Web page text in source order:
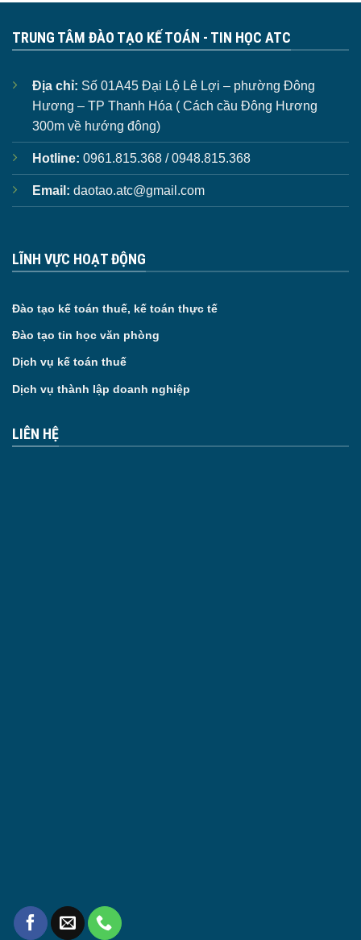
TRUNG TÂM ĐÀO TẠO KẾ TOÁN - TIN HỌC ATC
Địa chỉ: Số 01A45 Đại Lộ Lê Lợi – phường Đông
Hương – TP Thanh Hóa ( Cách cầu Đông Hương
300m về hướng đông)
Hotline: 0961.815.368 / 0948.815.368
Email: daotao.atc@gmail.com
LĨNH VỰC HOẠT ĐỘNG
Đào tạo kế toán thuế, kế toán thực tế
Đào tạo tin học văn phòng
Dịch vụ kế toán thuế
Dịch vụ thành lập doanh nghiệp
LIÊN HỆ